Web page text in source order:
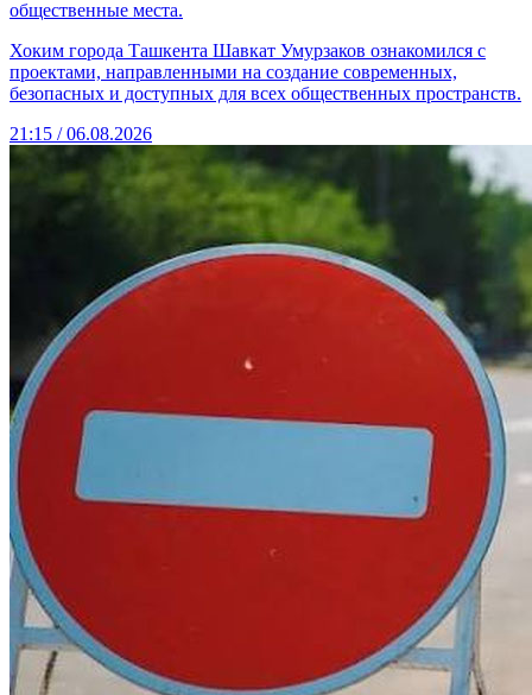
общественные места.
Хоким города Ташкента Шавкат Умурзаков ознакомился с
проектами, направленными на создание современных,
безопасных и доступных для всех общественных пространств.
21:15 / 06.08.2026